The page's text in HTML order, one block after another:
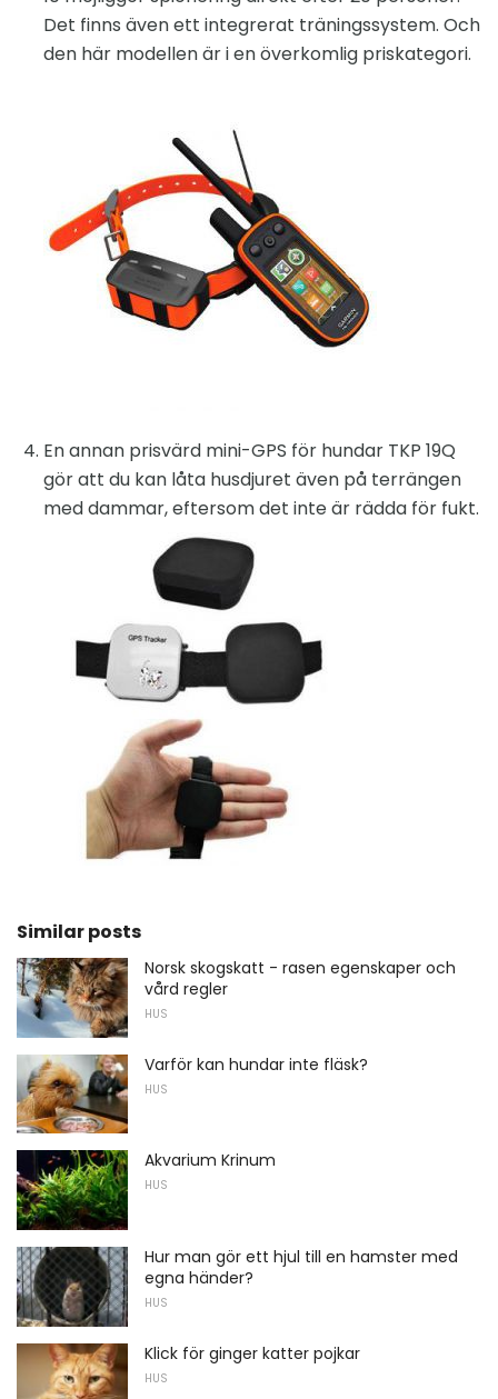
Det finns även ett integrerat träningssystem. Och
den här modellen är i en överkomlig priskategori.
En annan prisvärd mini-GPS för hundar TKP 19Q
gör att du kan låta husdjuret även på terrängen
med dammar, eftersom det inte är rädda för fukt.
Similar posts
Norsk skogskatt - rasen egenskaper och
vård regler
HUS
Varför kan hundar inte fläsk?
HUS
Akvarium Krinum
HUS
Hur man gör ett hjul till en hamster med
egna händer?
HUS
Klick för ginger katter pojkar
HUS